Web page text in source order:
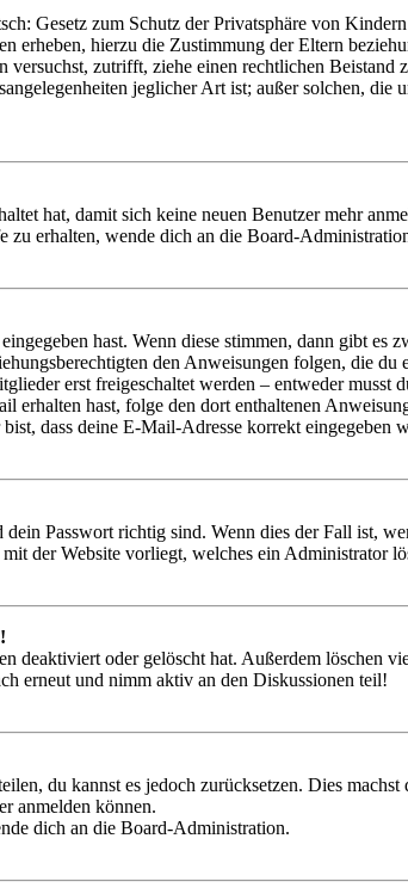
Gesetz zum Schutz der Privatsphäre von
erheben, hierzu die Zustimmung der Eltern
zutrifft, ziehe einen rechtlichen
jeglicher Art ist; außer solchen,
hat, damit sich keine neuen Benutzer mehr
zu erhalten, wende dich an die Board-
hast. Wenn diese stimmen, dann gibt es
den Anweisungen folgen, die
erst freigeschaltet werden – entweder musst
hast, folge den dort enthaltenen
dass deine E-Mail-Adresse korrekt eingegeben
Passwort richtig sind. Wenn dies der Fall ist,
der Website vorliegt, welches ein Administrator
deaktiviert oder gelöscht hat. Außerdem löschen
erneut und nimm aktiv an den Diskussionen teil!
du kannst es jedoch zurücksetzen. Dies
anmelden können.
dich an die Board-Administration.